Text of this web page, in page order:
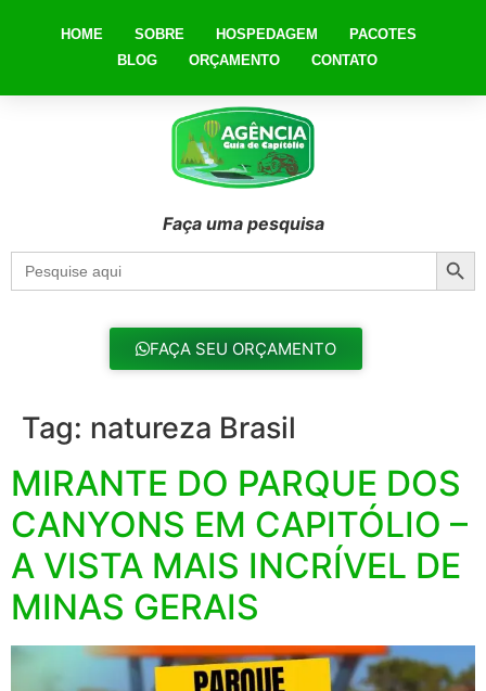
HOME SOBRE HOSPEDAGEM
PACOTES
BLOG
ORÇAMENTO CONTATO
Faça uma pesquisa
Search
for:
FAÇA SEU ORÇAMENTO
Tag: natureza Brasil
MIRANTE DO PARQUE DOS
CANYONS EM CAPITÓLIO –
A VISTA MAIS INCRÍVEL DE
MINAS GERAIS